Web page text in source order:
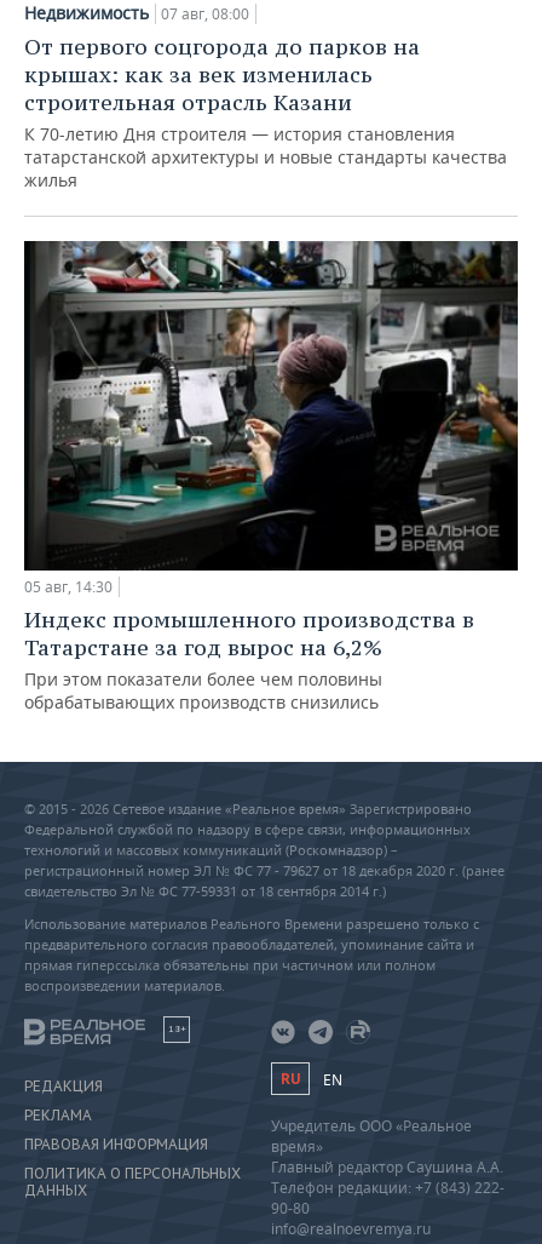
Недвижимость 07 авг, 08:00
От первого соцгорода до парков на
крышах: как за век изменилась
строительная отрасль Казани
К 70-летию Дня строителя — история становления
татарстанской архитектуры и новые стандарты качества
жилья
05 авг, 14:30
Индекс промышленного производства в
Татарстане за год вырос на 6,2%
При этом показатели более чем половины
обрабатывающих производств снизились
© 2015 - 2026 Сетевое издание «Реальное время» Зарегистрировано
Федеральной службой по надзору в сфере связи, информационных
технологий и массовых коммуникаций (Роскомнадзор) –
регистрационный номер ЭЛ № ФС 77 - 79627 от 18 декабря 2020 г. (ранее
свидетельство Эл № ФС 77-59331 от 18 сентября 2014 г.)
Использование материалов Реального Времени разрешено только с
предварительного согласия правообладателей, упоминание сайта и
прямая гиперссылка обязательны при частичном или полном
воспроизведении материалов.
18+
РЕДАКЦИЯ
РЕКЛАМА
ПРАВОВАЯ ИНФОРМАЦИЯ
ПОЛИТИКА О ПЕРСОНАЛЬНЫХ
ДАННЫХ
RU EN
Учредитель ООО «Реальное
время»
Главный редактор Саушина А.А.
Телефон редакции: +7 (843) 222-
90-80
info@realnoevremya.ru